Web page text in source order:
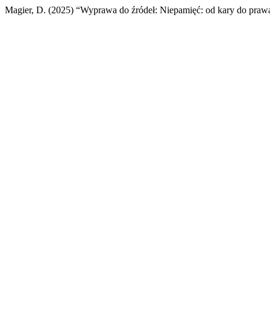
Magier, D. (2025) “Wyprawa do źródeł: Niepamięć: od kary do